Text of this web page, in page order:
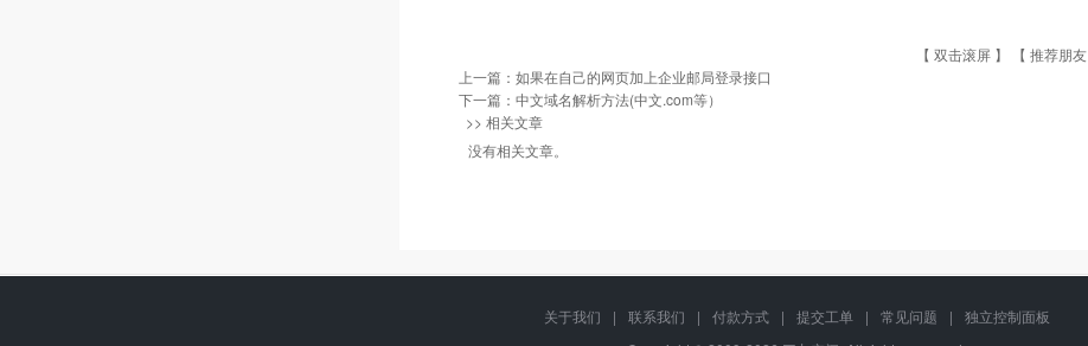
【 双击滚屏 】 【 推荐朋友
上一篇： 如果在自己的网页加上企业邮局登录接口
下一篇： 中文域名解析方法(中文.com等）
>> 相关文章
没有相关文章。
关于我们 | 联系我们 | 付款方式 | 提交工单 | 常见问题 |
独立控制面板